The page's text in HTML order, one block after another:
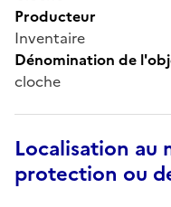
Producteur
Inventaire
Dénomination de
cloche
Localisation au
protection ou